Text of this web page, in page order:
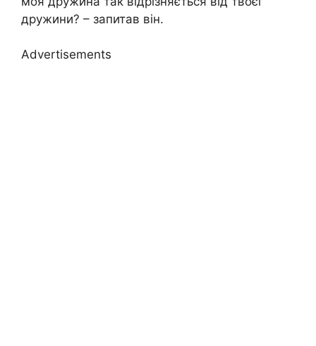
дружини? – запитав він.
Advertisements